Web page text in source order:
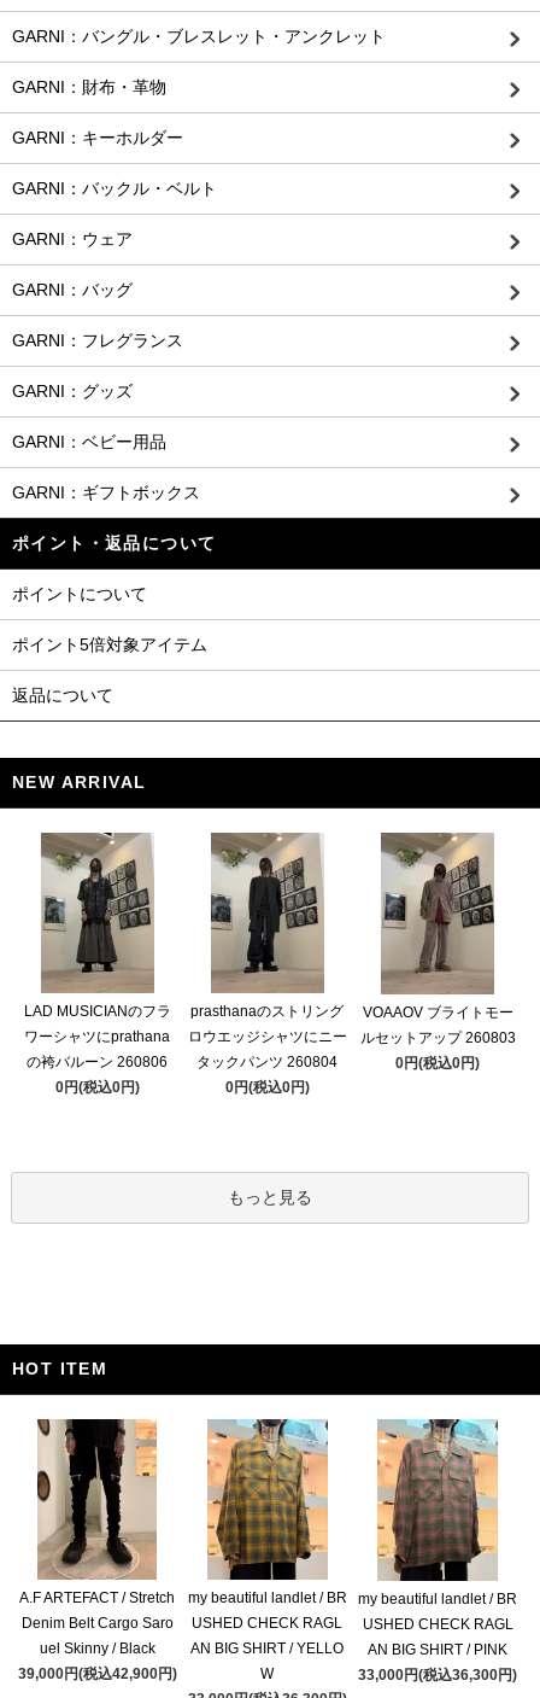
GARNI：バングル・ブレスレット・アンクレット
GARNI：財布・革物
GARNI：キーホルダー
GARNI：バックル・ベルト
GARNI：ウェア
GARNI：バッグ
GARNI：フレグランス
GARNI：グッズ
GARNI：ベビー用品
GARNI：ギフトボックス
ポイント・返品について
ポイントについて
ポイント5倍対象アイテム
返品について
NEW ARRIVAL
LAD MUSICIANのフラ
ワーシャツにprathana
の袴バルーン 260806
0円(税込0円)
prasthanaのストリング
ロウエッジシャツにニー
タックパンツ 260804
0円(税込0円)
VOAAOV ブライトモー
ルセットアップ 260803
0円(税込0円)
もっと見る
HOT ITEM
A.F ARTEFACT / Stretch
Denim Belt Cargo Saro
uel Skinny / Black
39,000円(税込42,900円)
my beautiful landlet / BR
USHED CHECK RAGL
AN BIG SHIRT / YELLO
W
my beautiful landlet / BR
USHED CHECK RAGL
AN BIG SHIRT / PINK
33,000円(税込36,300円)